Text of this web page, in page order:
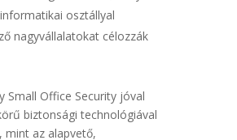
osztállyal
nagyvállalatokat célozzák
Small Office Security jóval
biztonsági technológiával
mint az alapvető,